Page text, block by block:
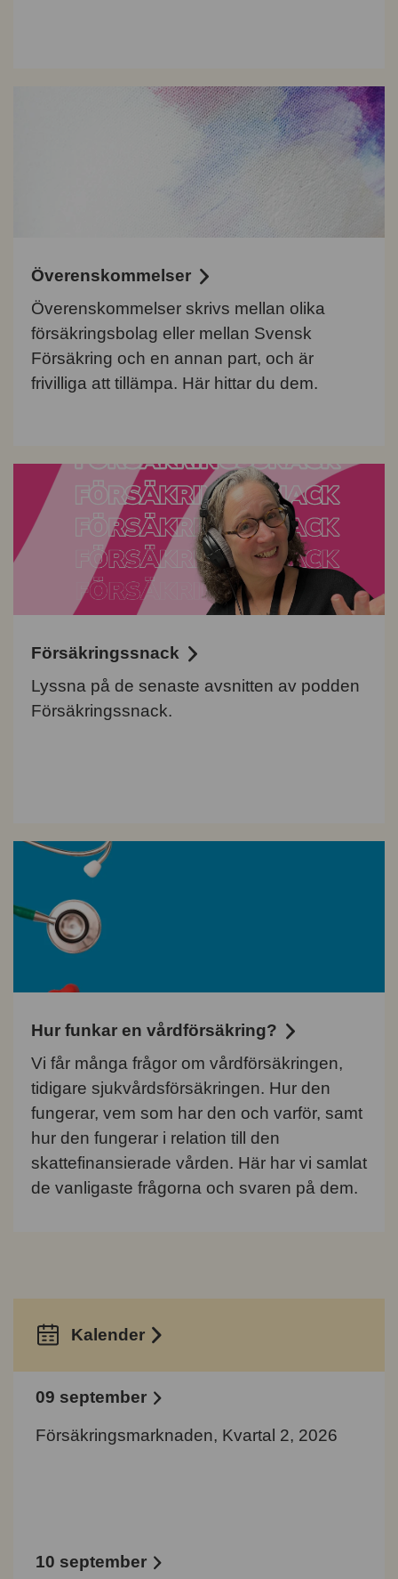
Överenskommelser
Överenskommelser skrivs mellan olika
försäkringsbolag eller mellan Svensk
Försäkring och en annan part, och är
frivilliga att tillämpa. Här hittar du dem.
Försäkringssnack
Lyssna på de senaste avsnitten av podden
Försäkringssnack.
Hur funkar en vårdförsäkring?
Vi får många frågor om vårdförsäkringen,
tidigare sjukvårdsförsäkringen. Hur den
fungerar, vem som har den och varför, samt
hur den fungerar i relation till den
skattefinansierade vården. Här har vi samlat
de vanligaste frågorna och svaren på dem.
Kalender
09 september
Försäkringsmarknaden, Kvartal 2, 2026
10 september